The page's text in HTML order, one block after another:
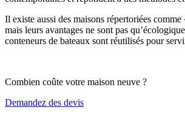
Il existe aussi des maisons répertoriées
mais leurs avantages ne sont pas
conteneurs de bateaux sont réutilisés pour
Combien coûte votre maison neuve ?
Demandez des devis